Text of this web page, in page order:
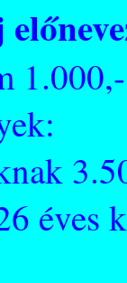
éves